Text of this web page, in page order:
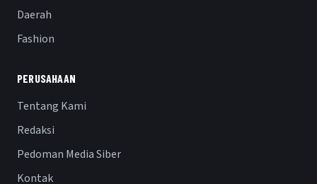
Daerah
Fashion
PERUSAHAAN
Tentang Kami
Redaksi
Pedoman Media Siber
Kontak